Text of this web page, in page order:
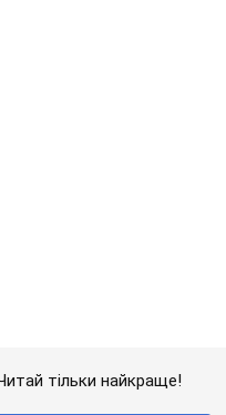
тільки найкраще!